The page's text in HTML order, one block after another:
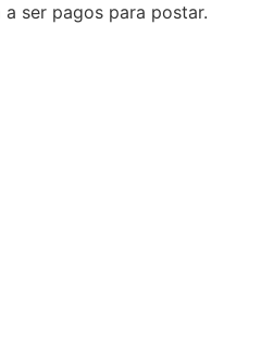
ser pagos para postar.